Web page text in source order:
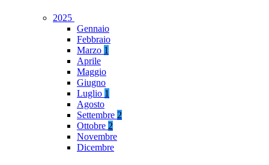
2025
Gennaio
Febbraio
Marzo 1
Aprile
Maggio
Giugno
Luglio 1
Agosto
Settembre 2
Ottobre 2
Novembre
Dicembre